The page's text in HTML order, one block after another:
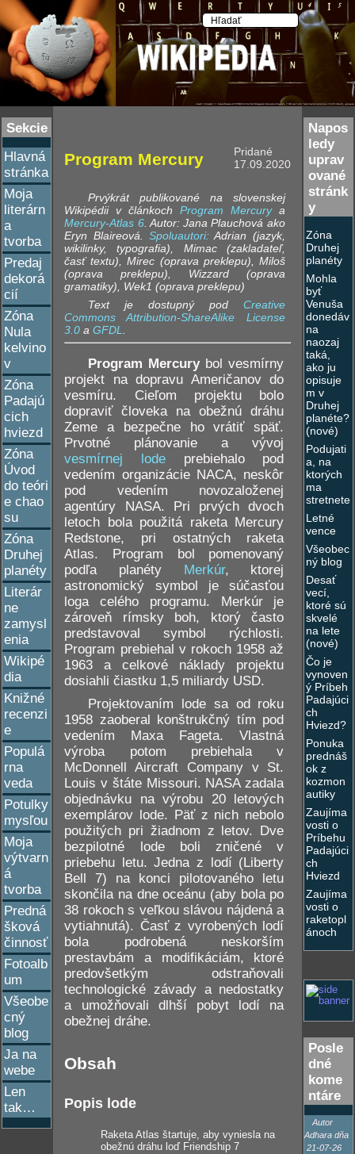
Sekcie
Hlavná
stránka
Moja
literárn
a
tvorba
Predaj
dekorá
cií
Zóna
Nula
kelvino
v
Zóna
Padajú
cich
hviezd
Zóna
Úvod
do teóri
e chao
su
Zóna
Druhej
planéty
Literár
ne
zamysl
enia
Wikipé
dia
Knižné
recenzi
e
Populá
rna
veda
Potulky
mysľou
Moja
výtvarn
á
tvorba
Predná
šková
činnosť
Fotoalb
um
Všeobe
cný
blog
Ja na
webe
Len
tak…
Pridané
17.09.2020
Program Mercury
Prvýkrát publikované na slovenskej
Wikipédii v článkoch Program Mercurya
Mercury-Atlas 6. Autor: Jana Plauchová ako
Eryn Blaireová. Spoluautori:Adrian (jazyk,
wikilinky, typografia), Mimac (zakladateľ,
časť textu), Mirec (oprava preklepu), Miloš
(oprava preklepu), Wizzard (oprava
gramatiky), Wek1 (oprava preklepu)
Text je dostupný pod Creative
Commons Attribution-ShareAlike License
3.0 aGFDL
Program Mercurybol vesmírny
projekt na dopravu Američanov do
vesmíru. Cieľom projektu bolo
dopraviť človeka na obežnú dráhu
Zeme a bezpečne ho vrátiť späť.
Prvotné plánovanie a vývoj
vesmírnej lodeprebiehalo pod
vedením organizácie NACA, neskôr
pod vedením novozaloženej
agentúry NASA. Pri prvých dvoch
letoch bola použitá raketa Mercury
Redstone, pri ostatných raketa
Atlas. Program bol pomenovaný
podľa planéty
Merkúr, ktorej
astronomický symbol je súčasťou
loga celého programu. Merkúr je
zároveň rímsky boh, ktorý často
predstavoval symbol rýchlosti.
Program prebiehal v rokoch 1958 až
1963 a celkové náklady projektu
dosiahli čiastku 1,5 miliardy USD.
Projektovaním lode sa od roku
1958 zaoberal konštrukčný tím pod
vedením Maxa Fageta. Vlastná
výroba potom prebiehala v
McDonnell Aircraft Company v St.
Louis v štáte Missouri. NASA zadala
objednávku na výrobu 20 letových
exemplárov lode. Päť z nich nebolo
použitých pri žiadnom z letov. Dve
bezpilotné lode boli zničené v
priebehu letu. Jedna z lodí (Liberty
Bell 7) na konci pilotovaného letu
skončila na dne oceánu (aby bola po
38 rokoch s veľkou slávou nájdená a
vytiahnutá). Časť z vyrobených lodí
bola podrobená neskorším
prestavbám a modifikáciám, ktoré
predovšetkým odstraňovali
technologické závady a nedostatky
a umožňovali dlhší pobyt lodí na
obežnej dráhe.
Obsah
Popis lode
Raketa Atlas štartuje, aby vyniesla na
obežnú dráhu loď Friendship 7
Napos
ledy
uprav
ované
stránk
y
Zóna
Druhej
planéty
Mohla
byť
Venuša
donedáv
na
naozaj
taká,
ako ju
opisuje
m v
Druhej
planéte?
(nové)
Podujati
a, na
ktorých
ma
stretnete
Letné
vence
Všeobec
ný blog
Desať
vecí,
ktoré sú
skvelé
na lete
(nové)
Čo je
vynoven
ý Príbeh
Padajúci
ch
Hviezd?
Ponuka
prednáš
ok z
kozmon
autiky
Zaujíma
vosti o
Príbehu
Padajúci
ch
Hviezd
Zaujíma
vosti o
raketopl
ánoch
Posle
dné
kome
ntáre
Autor
Adhara dňa
21-07-26